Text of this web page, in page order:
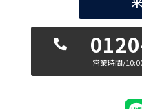
営業時間/